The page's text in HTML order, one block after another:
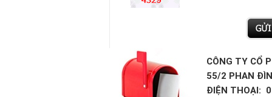
CÔNG TY CỔ
55/2 PHAN
ĐIỆN THOẠI: